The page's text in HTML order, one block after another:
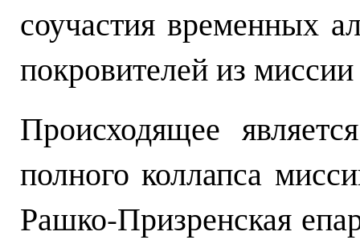
соучастия временных
покровителей из
Происходящее
полного коллапса
Рашко-Призренская